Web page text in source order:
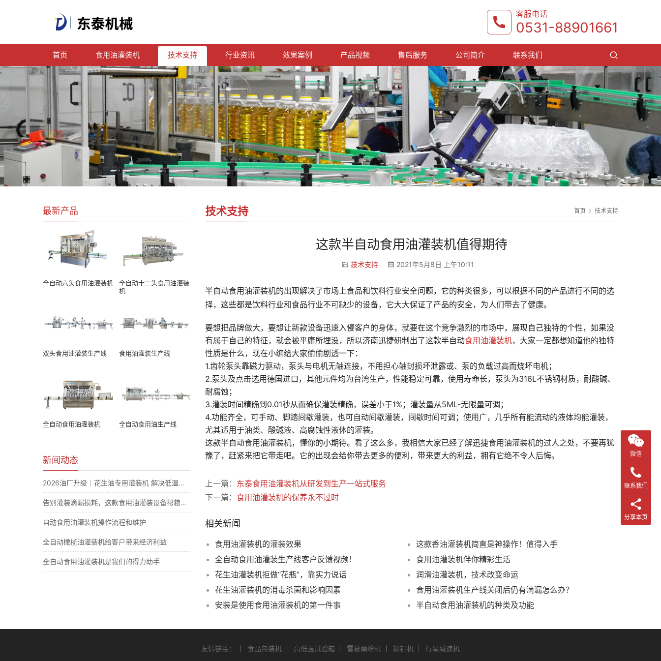
客服电话
0531-88901661
首页 食用油灌装机 技术支持 行业资讯 效果案例 产品视频 售后服务 公司简介 联系我们
首页 技术支持
技术支持
这款半自动食用油灌装机值得期待
技术支持 2021年5月8日 上午10:11
半自动食用油灌装机的出现解决了市场上食品和饮料行业安全问题，它的种类很多，可以根据不同的产品进行不同的选
择，这些都是饮料行业和食品行业不可缺少的设备，它大大保证了产品的安全，为人们带去了健康。
要想把品牌做大，要想让新款设备迅速入侵客户的身体，就要在这个竞争激烈的市场中，展现自己独特的个性，如果没
有属于自己的特征，就会被平庸所埋没，所以济南迅捷研制出了这款半自动食用油灌装机，大家一定都想知道他的独特
性质是什么，现在小编给大家偷偷剧透一下：
1.齿轮泵头靠磁力驱动，泵头与电机无轴连接，不用担心轴封损坏泄露或、泵的负载过高而烧坏电机；
2.泵头及点击选用德国进口，其他元件均为台湾生产，性能稳定可靠，使用寿命长，泵头为316L不锈钢材质，耐酸碱、
耐腐蚀；
3.灌装时间精确到0.01秒从而确保灌装精确，误差小于1%；灌装量从5ML-无限量可调；
4.功能齐全，可手动、脚踏间歇灌装，也可自动间歇灌装，间歇时间可调；使用广，几乎所有能流动的液体均能灌装，
尤其适用于油类、酸碱液、高腐蚀性液体的灌装。
这款半自动食用油灌装机，懂你的小期待。看了这么多，我相信大家已经了解迅捷食用油灌装机的过人之处，不要再犹
豫了，赶紧来把它带走吧。它的出现会给你带去更多的便利，带来更大的利益，拥有它绝不令人后悔。
上一篇： 东泰食用油灌装机从研发到生产一站式服务
下一篇： 食用油灌装机的保养永不过时
相关新闻
食用油灌装机的灌装效果
这款香油灌装机简直是神操作！值得入手
全自动食用油灌装生产线客户反馈视频！
食用油灌装机伴你精彩生活
花生油灌装机拒做“花瓶”，靠实力说话
润滑油灌装机，技术改变命运
花生油灌装机的消毒杀菌和影响因素
食用油灌装机生产线关闭后仍有滴漏怎么办？
安装是使用食用油灌装机的第一件事
半自动食用油灌装机的种类及功能
最新产品
全自动六头食用油灌装机
全自动十二头食用油灌装
机
双头食用油灌装生产线 食用油灌装生产线
全自动食用油灌装机 全自动食用油生产线
新闻动态
2026油厂升级｜花生油专用灌装机 解决低温凝固滴漏计量难题
告别灌装滴漏损耗，这款食用油灌装设备帮粮油厂大幅节省原料成本
自动食用油灌装机操作流程和维护
全自动橄榄油灌装机给客户带来经济利益
全自动食用油灌装机是我们的得力助手
友情链接： 食品包装机 高低温试验箱 雷蒙磨粉机 铆钉机
行星减速机
微信
联系我们
分享本页